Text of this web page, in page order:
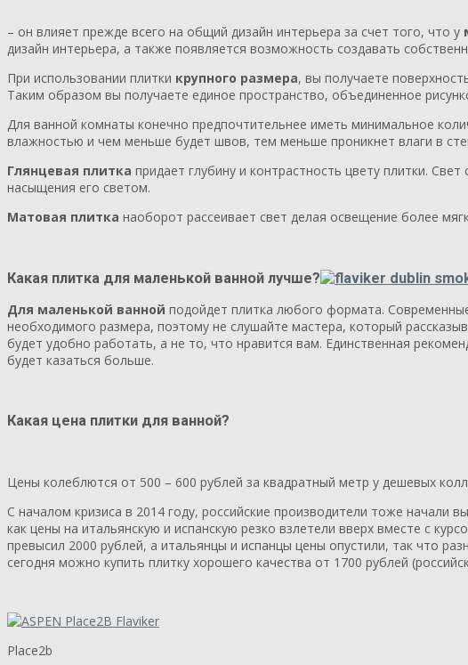
– он влияет прежде всего на общий дизайн интерьера за счет того, что у
дизайн интерьера, а также появляется возможность создавать
При использовании плитки крупного размера, вы получаете
Таким образом вы получаете единое пространство, объединенное
Для ванной комнаты конечно предпочтительнее иметь минимальное
влажностью и чем меньше будет швов, тем меньше проникнет влаги в
Глянцевая плитка придает глубину и контрастность цвету плитки.
насыщения его светом.
Матовая плитка наоборот рассеивает свет делая освещение более
Какая плитка для маленькой ванной лучше?
Для маленькой ванной подойдет плитка любого формата.
необходимого размера, поэтому не слушайте мастера, который
будет удобно работать, а не то, что нравится вам. Единственная
будет казаться больше.
Какая цена плитки для ванной?
Цены колеблются от 500 – 600 рублей за квадратный метр у дешевых
С началом кризиса в 2014 году, российские производители тоже начали
как цены на итальянскую и испанскую резко взлетели вверх вместе с
превысил 2000 рублей, а итальянцы и испанцы цены опустили, так что
сегодня можно купить плитку хорошего качества от 1700 рублей
Place2b